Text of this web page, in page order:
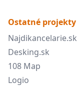
Ostatné projekty
Najdikancelarie.sk
Desking.sk
108 Map
Logio